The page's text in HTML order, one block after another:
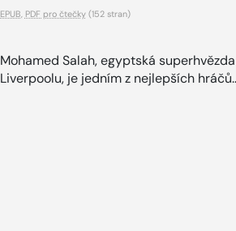
EPUB PDF pro čtečky(152 stran)
Mohamed Salah, egyptská
Liverpoolu, je jedním z nejlepších